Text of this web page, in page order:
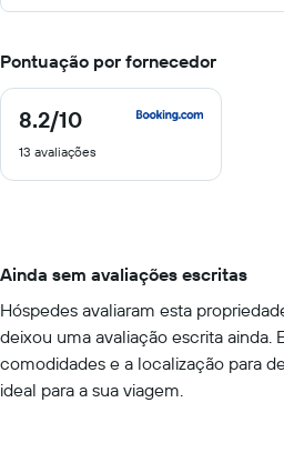
Pontuação por fornecedor
8.2/10
8.2
10
13 avaliações
Ainda sem avaliações escritas
Hóspedes avaliaram esta
deixou uma avaliação escrita ainda.
comodidades e a localização para
ideal para a sua viagem.